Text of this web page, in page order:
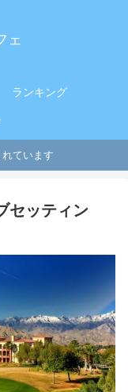
ェ
ランキング
ています
セッティン